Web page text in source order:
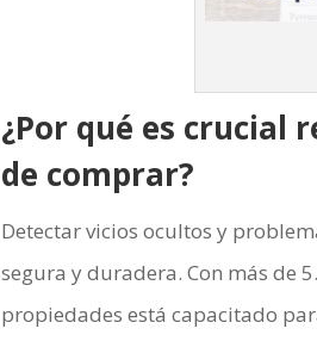
¿Por qué es crucial
de comprar?
Detectar vicios ocultos y
segura y duradera. Con más de
propiedades está capacitado